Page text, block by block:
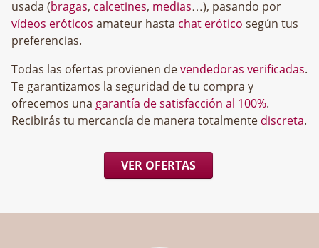
usada (bragas, calcetines, medias…), pasando por
vídeos eróticos amateur hasta chat erótico según tus
preferencias.
Todas las ofertas provienen devendedoras verificadas.
Te garantizamos la seguridad de tu compra y
ofrecemos una garantía de satisfacción al 100%.
Recibirás tu mercancía de manera totalmente discreta.
VER OFERTAS